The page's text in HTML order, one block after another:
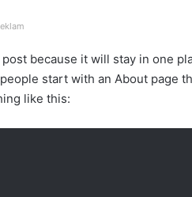
because it will stay in one
start with an About page
like this: